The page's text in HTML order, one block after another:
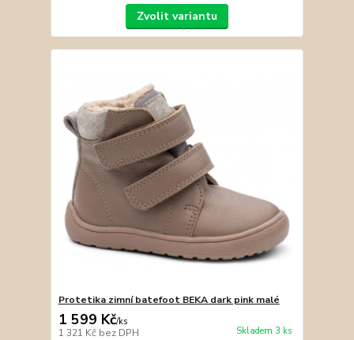
Zvolit variantu
Protetika zimní batefoot BEKA dark pink malé
1 599 Kč/ks
1 321 Kč bez DPH Skladem 3 ks